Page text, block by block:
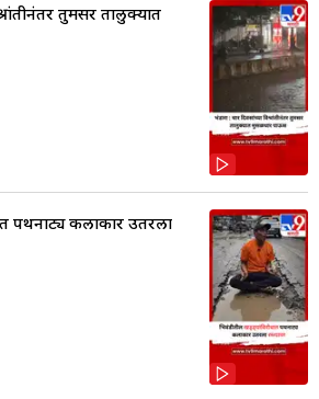
तुमसर तालुक्यात
पथनाट्य कलाकार उतरला